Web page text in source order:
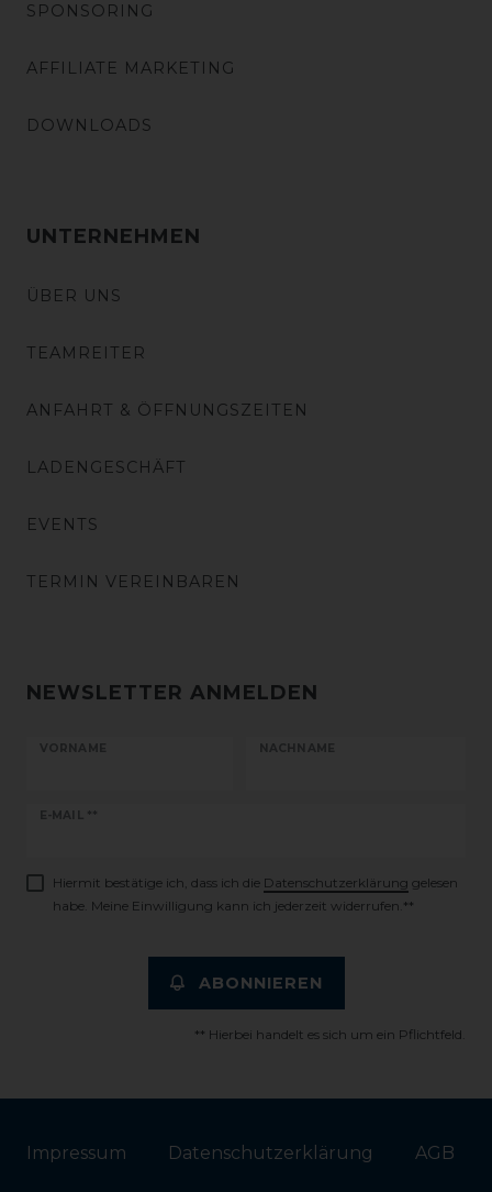
SPONSORING
AFFILIATE MARKETING
DOWNLOADS
UNTERNEHMEN
ÜBER UNS
TEAMREITER
ANFAHRT & ÖFFNUNGSZEITEN
LADENGESCHÄFT
EVENTS
TERMIN VEREINBAREN
NEWSLETTER ANMELDEN
VORNAME NACHNAME
E-MAIL **
Newsletter
Hiermit bestätige ich, dass ich die Daten­schutz­erklärung gelesen
habe. Meine Einwilligung kann ich jederzeit widerrufen.**
ABONNIEREN
** Hierbei handelt es sich um ein Pflichtfeld.
Impressum Daten­schutz­erklärung AGB